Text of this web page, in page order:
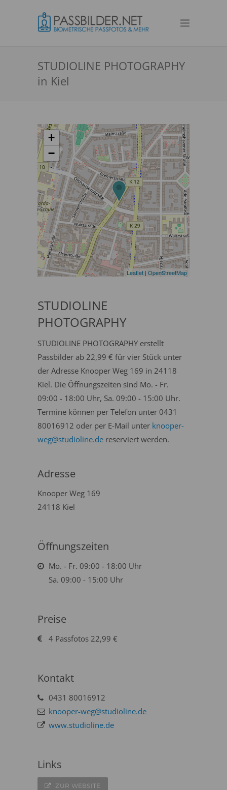
STUDIOLINE PHOTOGRAPHY
in Kiel
+
−
Leaflet | OpenStreetMap
STUDIOLINE
PHOTOGRAPHY
STUDIOLINE PHOTOGRAPHY erstellt
Passbilder ab 22,99 € für vier Stück unter
der Adresse Knooper Weg 169 in 24118
Kiel. Die Öffnungszeiten sind Mo. - Fr.
09:00 - 18:00 Uhr, Sa. 09:00 - 15:00 Uhr.
Termine können per Telefon unter 0431
80016912 oder per E-Mail unter knooper-
weg@studioline.de reserviert werden.
Adresse
Knooper Weg 169
24118 Kiel
Öffnungszeiten
Mo. - Fr. 09:00 - 18:00 Uhr
Sa. 09:00 - 15:00 Uhr
Preise
4 Passfotos 22,99 €
Kontakt
0431 80016912
knooper-weg@studioline.de
www.studioline.de
Links
ZUR WEBSITE